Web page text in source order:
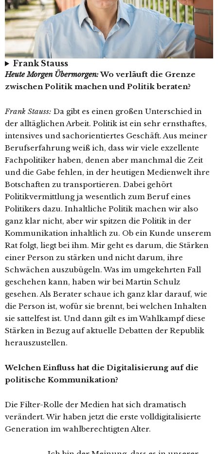
Frank Stauss
Heute Morgen Übermorgen:Wo verläuft die Grenze
zwischen Politik machen und Politik beraten?
Frank Stauss: Da gibt es einen großen Unterschied in
der alltäglichen Arbeit. Politik ist ein sehr ernsthaftes,
intensives und sachorientiertes Geschäft. Aus meiner
Berufserfahrung weiß ich, dass wir viele exzellente
Fachpolitiker haben, denen aber manchmal die Zeit
und die Gabe fehlen, in der heutigen Medienwelt ihre
Botschaften zu transportieren. Dabei gehört
Politikvermittlung ja wesentlich zum Beruf eines
Politikers dazu. Inhaltliche Politik machen wir also
ganz klar nicht, aber wir spitzen die Politik in der
Kommunikation inhaltlich zu. Ob ein Kunde unserem
Rat folgt, liegt bei ihm. Mir geht es darum, die Stärken
einer Person zu stärken und nicht darum, ihre
Schwächen auszubügeln. Was im umgekehrten Fall
geschehen kann, haben wir bei Martin Schulz
gesehen. Als Berater schaue ich ganz klar darauf, wie
die Person ist, wofür sie brennt, bei welchen Inhalten
sie sattelfest ist. Und dann gilt es im Wahlkampf diese
Stärken in Bezug auf aktuelle Debatten der Republik
herauszustellen.
Welchen Einfluss hat die Digitalisierung auf die
politische Kommunikation?
Die Filter-Rolle der Medien hat sich dramatisch
verändert. Wir haben jetzt die erste volldigitalisierte
Generation im wahlberechtigten Alter.